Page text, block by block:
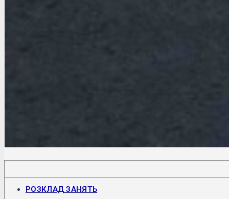
РОЗКЛАД ЗАНЯТЬВідкриється